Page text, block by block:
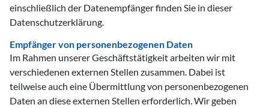
einschließlich der Datenempfänger finden Sie in dieser
Datenschutzerklärung.
Empfänger von personenbezogenen Daten
Im Rahmen unserer Geschäftstätigkeit arbeiten wir mit
verschiedenen externen Stellen zusammen. Dabei ist
teilweise auch eine Übermittlung von personenbezogenen
Daten an diese externen Stellen erforderlich. Wir geben